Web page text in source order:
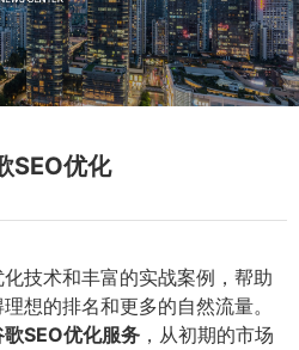
SEO优化
技术和丰富的实战案例，帮助
想的排名和更多的自然流量。
歌SEO优化服务 ，从初期的市场